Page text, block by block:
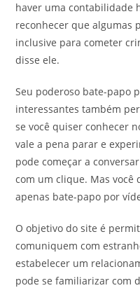
haver uma contabilidade
reconhecer que algumas
inclusive para cometer
disse ele.
Seu poderoso bate-papo
interessantes também
se você quiser conhecer
vale a pena parar e
pode começar a
com um clique. Mas você
apenas bate-papo por
O objetivo do site é
comuniquem com
estabelecer um
pode se familiarizar com